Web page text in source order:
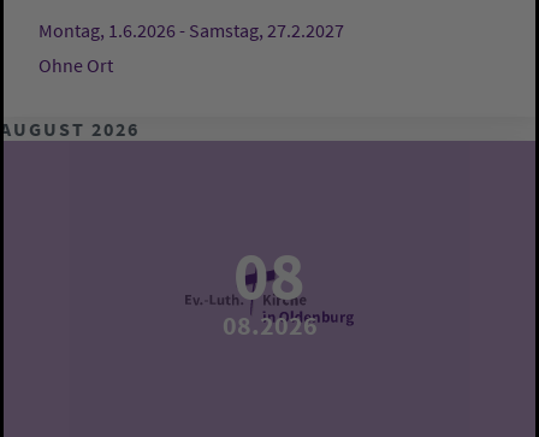
Montag, 1.6.2026 - Samstag, 27.2.2027
Ohne Ort
AUGUST 2026
08
08.2026